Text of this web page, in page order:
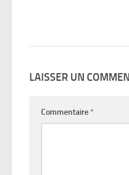
LAISSER UN
Commentaire*